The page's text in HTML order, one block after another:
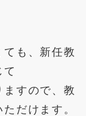
も、新任教
て
すので、教
だけます。